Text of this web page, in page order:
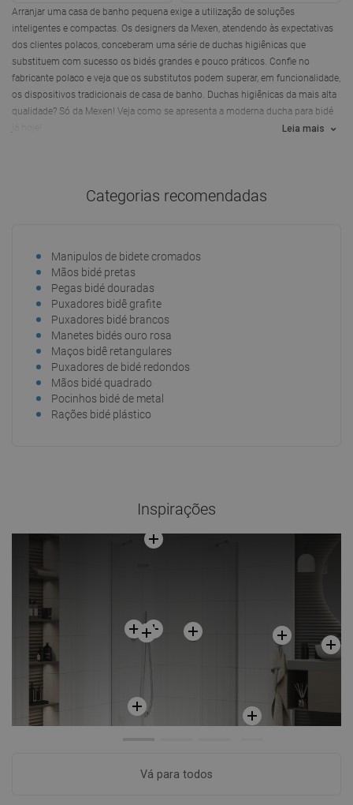
Adicionar
favorite_border Favoritos
Comparar
Adicionar
favorite_border Favoritos
Comparar
Arranjar uma casa de banho pequena exige a utilização de soluções
inteligentes e compactas. Os designers da Mexen, atendendo às expectativas
dos clientes polacos, conceberam uma série de duchas higiênicas que
substituem com sucesso os bidés grandes e pouco práticos. Confie no
fabricante polaco e veja que os substitutos podem superar, em funcionalidade,
os dispositivos tradicionais de casa de banho. Duchas higiênicas da mais alta
qualidade? Só da Mexen! Veja como se apresenta a moderna ducha para bidé
Leia mais
Categorias recomendadas
Manipulos de bidete cromados
Mãos bidé pretas
Pegas bidé douradas
Puxadores bidê grafite
Puxadores bidé brancos
Manetes bidés ouro rosa
Maços bidê retangulares
Puxadores de bidé redondos
Mãos bidé quadrado
Pocinhos bidé de metal
Rações bidé plástico
Inspirações
Vá para todos